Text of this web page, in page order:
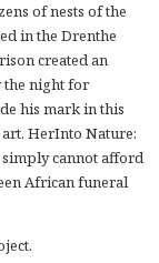
of nests of the
in the Drenthe
created an
the night for
his mark in this
HerInto Nature:
cannot afford
African funeral